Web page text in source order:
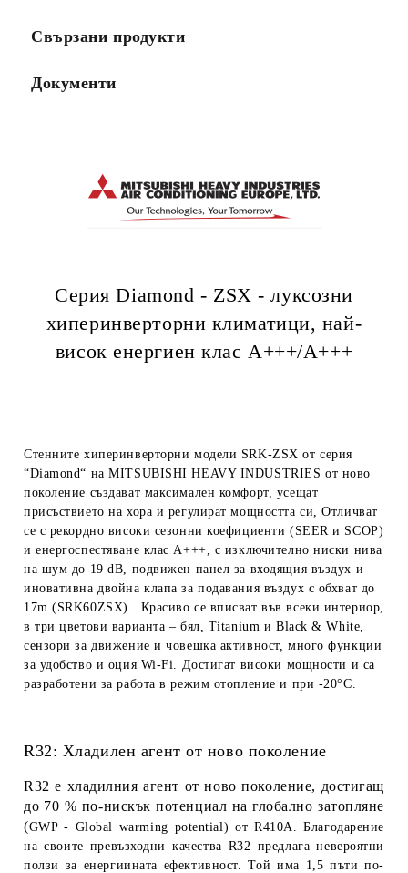
Свързани продукти
Документи
Серия Diamond - ZSX - луксозни
хиперинверторни климатици, най-
висок eнергиен клас А+++/A+++
Стенните хиперинверторни модели SRK-ZSX от серия
“Diamond“ на MITSUBISHI HEAVY INDUSTRIES от ново
поколение създават максимален комфорт, усещат
присъствието на хора и регулират мощността си, Отличват
се с рекордно високи сезонни коефициенти (SEER и SCOP)
и енергоспестяване клас A+++, с изключително ниски нива
на шум до 19 dB, подвижен панел за входящия въздух и
иновативна двойна клапа за подавания въздух с обхват до
17m (SRK60ZSX). Красиво се вписват във всеки интериор,
в три цветови варианта – бял, Titanium и Black & White,
сензори за движение и човешка активност, много функции
за удобство и оция Wi-Fi. Достигат високи мощности и са
разработени за работа в режим отопление и при -20°C.
R32: Хладилен агент от ново поколение
R32 е хладилния агент от ново поколение, достигащ
до 70 % по-нискък потенциал на глобално затопляне
(GWP - Global warming potential ) от R410A. Благодарение
на своите превъзходни качества R32 предлага невероятни
ползи за енергиината ефективност. Той има 1,5 пъти по-